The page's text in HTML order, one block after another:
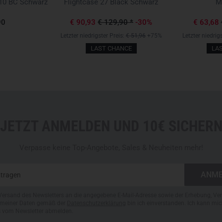
BC Schwarz
Flightcase 27 Black Schwarz
€ 90,93 € 129,90* -30%
Letzter niedrigster Preis: € 51,96 +75%
LAST CHANCE
€ 63,68
Letzter